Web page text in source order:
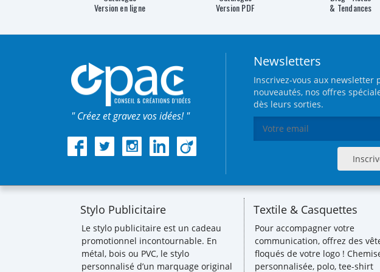
Version en ligne
Version PDF
& Tendances
" Créez et gravez vos idées! "
Newsletters
Inscrivez-vous aux newsletter
nouveautés, nos offres
dès leurs sorties.
Stylo Publicitaire
Le stylo publicitaire est un cadeau
promotionnel incontournable. En
métal, bois ou PVC, le stylo
personnalisé d’un marquage original
Textile & Casquettes
Pour accompagner votre
communication, offrez des
floqués de votre logo !
personnalisée, polo, tee-shirt